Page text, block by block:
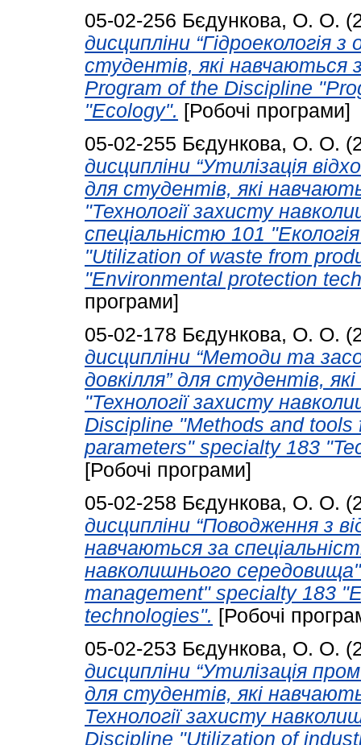
05-02-256 Бєдункова, О. О.
дисципліни “Гідроекологія з
студентів, які навчаються
Program of the Discipline
"Ecology". [Робочі програми]
05-02-255 Бєдункова, О. О.
дисципліни “Утилізація
для студентів, які
"Технології захисту
спеціальністю 101
"Utilization of waste from
"Environmental protection
програми]
05-02-178 Бєдункова, О. О.
дисципліни “Методи та
довкілля” для студентів,
"Технології захисту
Discipline "Methods and
parameters" specialty 183
[Робочі програми]
05-02-258 Бєдункова, О. О.
дисципліни “Поводження з
навчаються за
навколишнього
management" specialty 183
technologies". [Робочі
05-02-253 Бєдункова, О. О.
дисципліни “Утилізація
для студентів, які
Технології захисту
Discipline "Utilization of